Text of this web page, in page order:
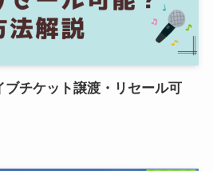
チケット譲渡・リセール可